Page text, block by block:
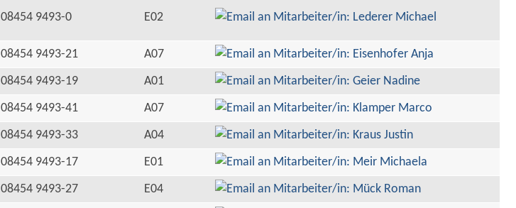
08454 9493-0 E02
08454 9493-21
A07
08454 9493-19
A01
08454 9493-41
A07
08454 9493-33
A04
08454 9493-17
E01
08454 9493-27
E04